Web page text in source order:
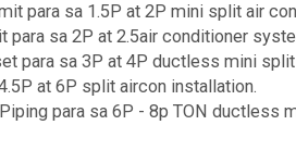
para sa 1.5P at 2P mini split air
sa 2P at 2.5air conditioner
para sa 3P at 4P ductless mini split
at 6P split aircon installation.
para sa 6P - 8p TON ductless